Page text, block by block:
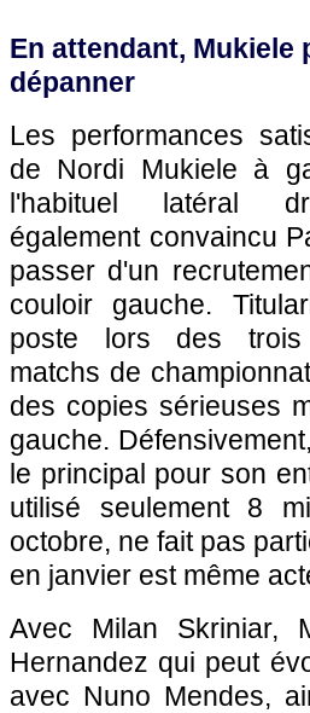
En attendant, Mukiele
dépanner
Les performances
de Nordi Mukiele à
l'habituel latéral
également convaincu
passer d'un
couloir gauche.
poste lors des trois
matchs de
des copies sérieuses
gauche.
le principal pour son
utilisé seulement 8
octobre, ne fait pas
en janvier est même
Avec Milan Skriniar,
Hernandez qui peut
avec Nuno Mendes,